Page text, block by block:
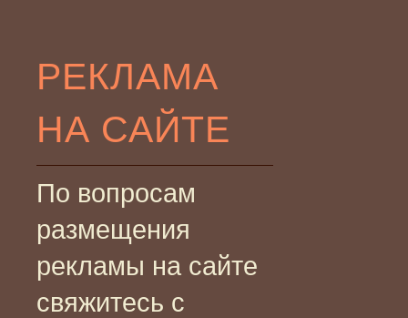
РЕКЛАМА
НА САЙТЕ
По вопросам
размещения
рекламы на сайте
свяжитесь с